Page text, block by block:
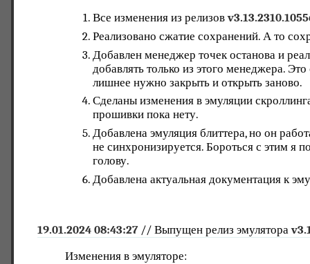
Все изменения из релизов
Реализовано сжатие сохранений. А то
Добавлен менеджер точек останова и
добавлять только из этого менеджера.
лишнее нужно закрыть и открыть заново.
Сделаны изменения в эмуляции
прошивки пока нету.
Добавлена эмуляция блиттера, но он
не синхронизируется. Бороться с этим я
голову.
Добавлена актуальная документация к
19.01.2024 08:43:27 // Выпущен релиз эмулятора
Изменения в эмуляторе: